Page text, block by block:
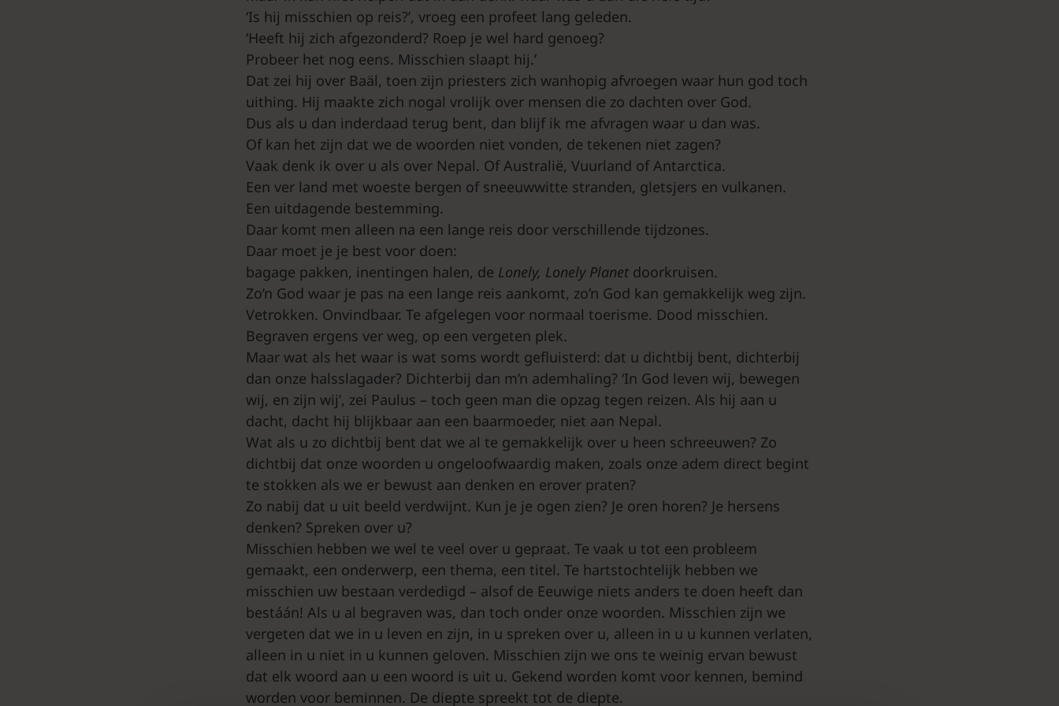
‘Is hij misschien op reis?’, vroeg een profeet lang geleden.
‘Heeft hij zich afgezonderd? Roep je wel hard genoeg?
Probeer het nog eens. Misschien slaapt hij.’
Dat zei hij over Baäl, toen zijn priesters zich wanhopig afvroegen waar hun god toch
uithing. Hij maakte zich nogal vrolijk over mensen die zo dachten over God.
Dus als u dan inderdaad terug bent, dan blijf ik me afvragen waar u dan was.
Of kan het zijn dat we de woorden niet vonden, de tekenen niet zagen?
Vaak denk ik over u als over Nepal. Of Australië, Vuurland of Antarctica.
Een ver land met woeste bergen of sneeuwwitte stranden, gletsjers en vulkanen.
Een uitdagende bestemming.
Daar komt men alleen na een lange reis door verschillende tijdzones.
Daar moet je je best voor doen:
bagage pakken, inentingen halen, de Lonely, Lonely Planet doorkruisen.
Zo’n God waar je pas na een lange reis aankomt, zo’n God kan gemakkelijk weg zijn.
Vetrokken. Onvindbaar. Te afgelegen voor normaal toerisme. Dood misschien.
Begraven ergens ver weg, op een vergeten plek.
Maar wat als het waar is wat soms wordt gefluisterd: dat u dichtbij bent, dichterbij
dan onze halsslagader? Dichterbij dan m’n ademhaling? ‘In God leven wij, bewegen
wij, en zijn wij’, zei Paulus – toch geen man die opzag tegen reizen. Als hij aan u
dacht, dacht hij blijkbaar aan een baarmoeder, niet aan Nepal.
Wat als u zo dichtbij bent dat we al te gemakkelijk over u heen schreeuwen? Zo
dichtbij dat onze woorden u ongeloofwaardig maken, zoals onze adem direct begint
te stokken als we er bewust aan denken en erover praten?
Zo nabij dat u uit beeld verdwijnt. Kun je je ogen zien? Je oren horen? Je hersens
denken? Spreken over u?
Misschien hebben we wel te veel over u gepraat. Te vaak u tot een probleem
gemaakt, een onderwerp, een thema, een titel. Te hartstochtelijk hebben we
misschien uw bestaan verdedigd – alsof de Eeuwige niets anders te doen heeft dan
bestáán! Als u al begraven was, dan toch onder onze woorden. Misschien zijn we
vergeten dat we in u leven en zijn, in u spreken over u, alleen in u u kunnen verlaten,
alleen in u niet in u kunnen geloven. Misschien zijn we ons te weinig ervan bewust
dat elk woord aan u een woord is uit u. Gekend worden komt voor kennen, bemind
worden voor beminnen. De diepte spreekt tot de diepte.